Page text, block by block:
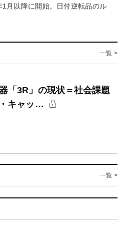
月以降に開始。日付逆転品のル
一覧 >
「3R」の現状＝社会課題
キャッ…
一覧 >